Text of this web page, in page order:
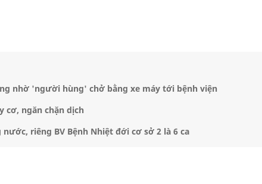
nhờ 'người hùng' chở bằng xe máy tới bệnh viện
cơ, ngăn chặn dịch
nước, riêng BV Bệnh Nhiệt đới cơ sở 2 là 6 ca